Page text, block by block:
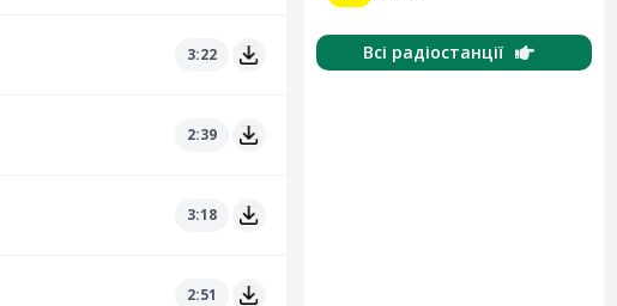
3:22
2:39
3:18
2:51
Всі радіостанції